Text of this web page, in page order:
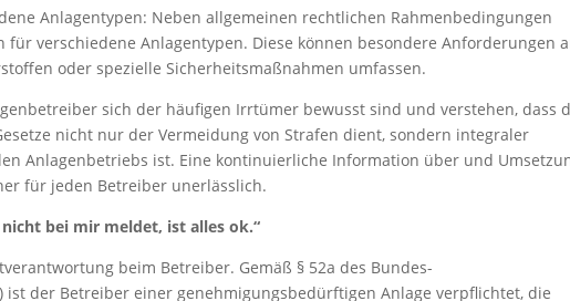
Anlagentypen: Neben allgemeinen rechtlichen Rahmenbedingungen
verschiedene Anlagentypen. Diese können besondere Anforderungen
oder spezielle Sicherheitsmaßnahmen umfassen.
sich der häufigen Irrtümer bewusst sind und verstehen, dass
nicht nur der Vermeidung von Strafen dient, sondern integraler
Anlagenbetriebs ist. Eine kontinuierliche Information über und
für jeden Betreiber unerlässlich.
bei mir meldet, ist alles ok.“
beim Betreiber. Gemäß § 52a des Bundes-
ist der Betreiber einer genehmigungsbedürftigen Anlage verpflichtet, die